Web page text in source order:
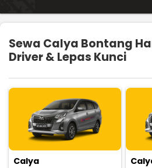
Sewa Calya Bontang
Driver & Lepas Kunci
Calya